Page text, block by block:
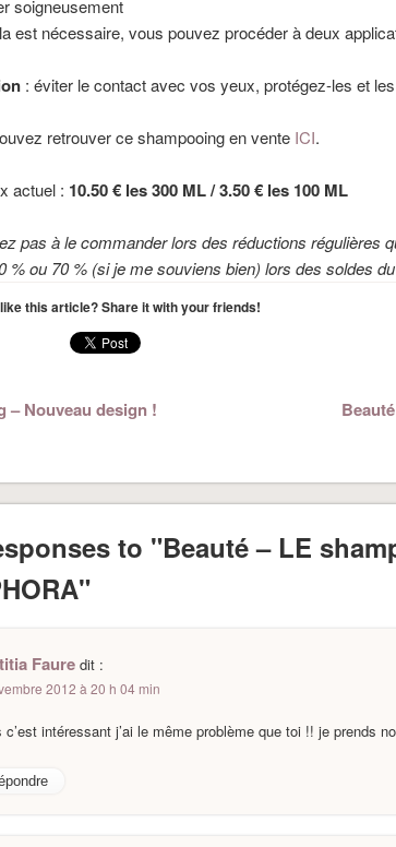
soigneusement
est nécessaire, vous pouvez procéder à deux
: éviter le contact avec vos yeux, protégez-les et
retrouver ce shampooing en vente ICI.
actuel : 10.50 € les 300 ML / 3.50 € les 100 ML
pas à le commander lors des réductions régulières
% ou 70 % (si je me souviens bien) lors des soldes
this article? Share it with your friends!
– Nouveau design !
to "Beauté – LE
Faure dit :
2012 à 20 h 04 min
c’est intéressant j’ai le même problème que toi !! je prends